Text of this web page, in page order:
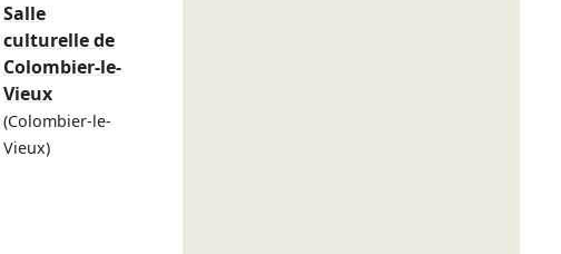
Salle
culturelle de
Colombier-le-
Vieux
(Colombier-le-
Vieux)